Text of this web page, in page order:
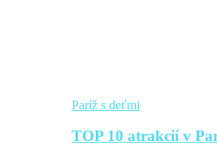
Paríž s deťmi
TOP 10 atrakcií v